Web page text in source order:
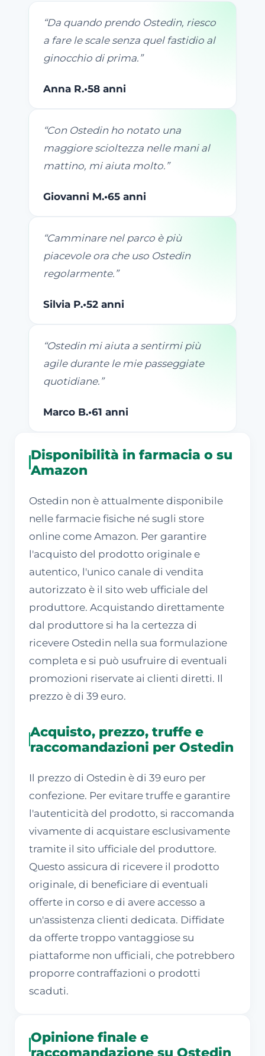
“Da quando prendo Ostedin, riesco
a fare le scale senza quel fastidio al
ginocchio di prima. ”
Anna R.•58 anni
“Con Ostedin ho notato una
maggiore scioltezza nelle mani al
mattino, mi aiuta molto. ”
Giovanni M.•65 anni
“Camminare nel parco è più
piacevole ora che uso Ostedin
regolarmente. ”
Silvia P.•52 anni
“Ostedin mi aiuta a sentirmi più
agile durante le mie passeggiate
quotidiane. ”
Marco B.•61 anni
Disponibilità in farmacia o su
Amazon
Ostedin non è attualmente disponibile
nelle farmacie fisiche né sugli store
online come Amazon. Per garantire
l'acquisto del prodotto originale e
autentico, l'unico canale di vendita
autorizzato è il sito web ufficiale del
produttore. Acquistando direttamente
dal produttore si ha la certezza di
ricevere Ostedin nella sua formulazione
completa e si può usufruire di eventuali
promozioni riservate ai clienti diretti. Il
prezzo è di 39 euro.
Acquisto, prezzo, truffe e
raccomandazioni per Ostedin
Il prezzo di Ostedin è di 39 euro per
confezione. Per evitare truffe e garantire
l'autenticità del prodotto, si raccomanda
vivamente di acquistare esclusivamente
tramite il sito ufficiale del produttore.
Questo assicura di ricevere il prodotto
originale, di beneficiare di eventuali
offerte in corso e di avere accesso a
un'assistenza clienti dedicata. Diffidate
da offerte troppo vantaggiose su
piattaforme non ufficiali, che potrebbero
proporre contraffazioni o prodotti
scaduti.
Opinione finale e
raccomandazione su Ostedin